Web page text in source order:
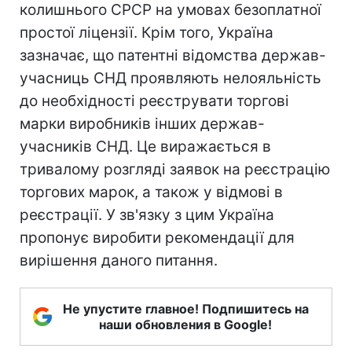
колишнього СРСР на умовах безоплатної
простої ліцензії. Крім того, Україна
зазначає, що патентні відомства держав-
учасниць СНД проявляють нелояльність
до необхідності реєструвати торгові
марки виробників інших держав-
учасників СНД. Це виражається в
тривалому розгляді заявок на реєстрацію
торгових марок, а також у відмові в
реєстрації. У зв'язку з цим Україна
пропонує виробити рекомендації для
вирішення даного питання.
Не упустите главное! Подпишитесь на
наши обновления в Google!